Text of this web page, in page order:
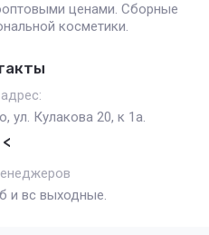
ценами. Сборные
косметики.
ул. Кулакова 20, к 1а.
<
и вс выходные.